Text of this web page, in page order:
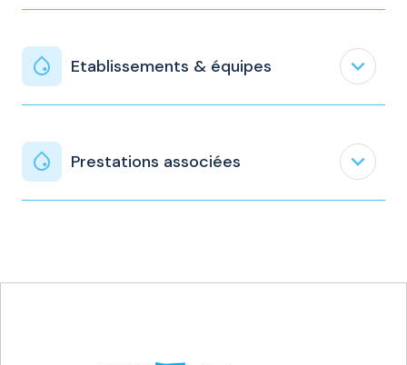
Etablissements & équipes expand_less
Prestations associées expand_less